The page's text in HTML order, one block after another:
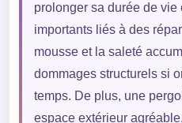
prolonger sa durée de vie
importants liés à des
mousse et la saleté
dommages structurels si
temps. De plus, une
espace extérieur